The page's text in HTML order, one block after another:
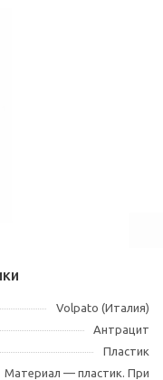
Volpato (Италия)
Антрацит
Пластик
Материал — пластик. При